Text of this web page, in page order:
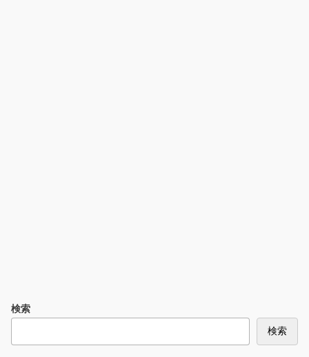
検索
検索